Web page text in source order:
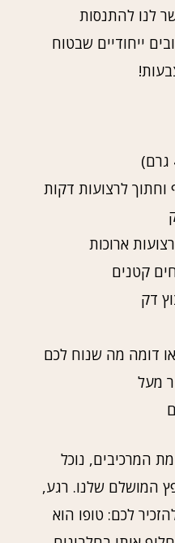
לנו להתנסות
ייחודיים שבטוח
וחתוך לרצועות דקות
ארוכות
קטנים
מעל
המרכיבים, נוכל
המושלם שלנו. רגע,
לכם: טופו הוא